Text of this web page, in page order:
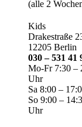
(alle 2
Kids
Drakestraße
12205 Berlin
030 – 531 41
Mo-Fr 7:30 –
Uhr
Sa 8:00 –
So 9:00 –
Uhr